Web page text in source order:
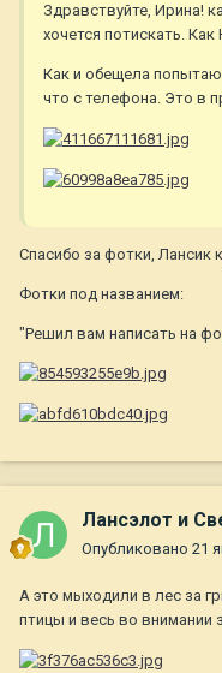
Здравствуйте, Ирина!
хочется потискать.
Как и обещела
что с телефона. Это в
Спасибо за фотки, Лансик
Фотки под названием:
"Решил вам написать на
Лансэлот и
Опубликовано 21
А это мыходили в лес за
птицы и весь во внимании